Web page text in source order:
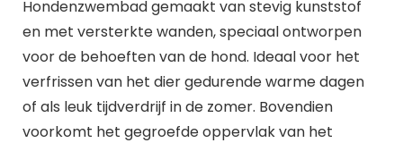
Hondenzwembad gemaakt van stevig kunststof
en met versterkte wanden, speciaal ontworpen
voor de behoeften van de hond. Ideaal voor het
verfrissen van het dier gedurende warme dagen
of als leuk tijdverdrijf in de zomer. Bovendien
voorkomt het gegroefde oppervlak van het